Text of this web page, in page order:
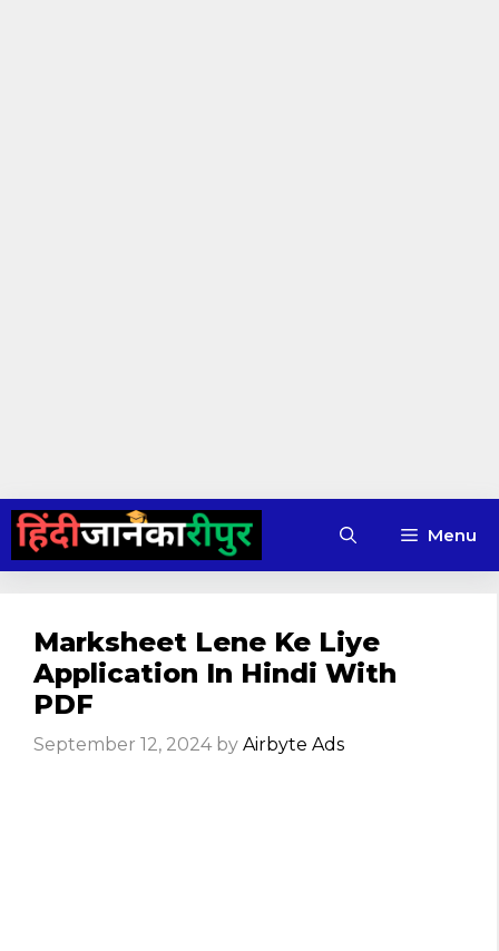
Skip
content
Menu
Marksheet Lene Ke Liye
Application In Hindi With
PDF
September 12, 2024 by Airbyte Ads